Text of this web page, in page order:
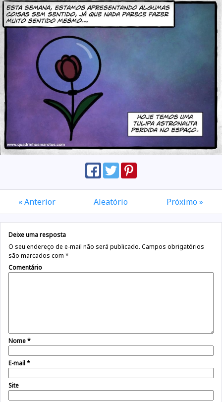
« Anterior Aleatório Próximo »
Deixe uma resposta
O seu endereço de e-mail não será publicado. Campos obrigatórios
são marcados com *
Comentário
Nome*
E-mail*
Site